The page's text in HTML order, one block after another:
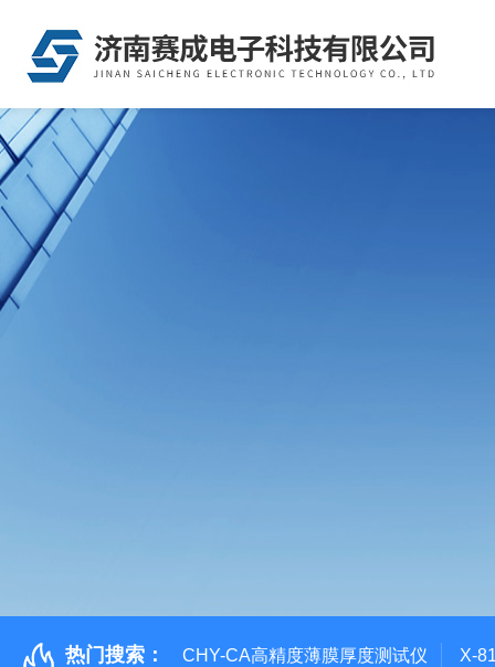
热门搜索： CHY-CA高精度薄膜厚度测试仪 X-